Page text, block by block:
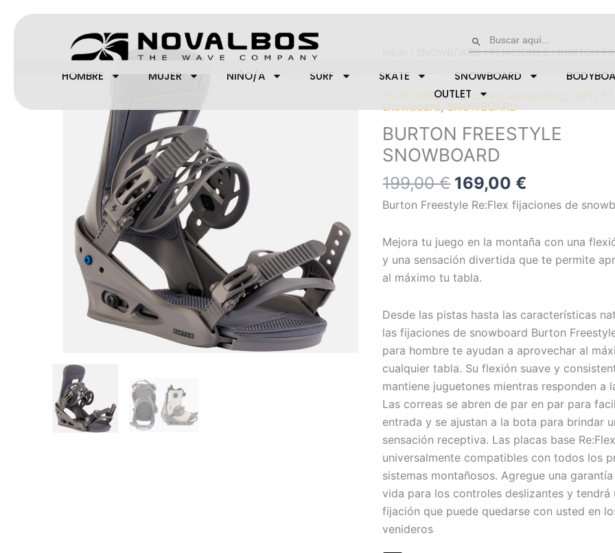
Botón de búsqueda
HOMBRE MUJER NIÑO/A SURF SKATE SNOWBOARD
OUTLET
SNOWBOARD/FIJACIONES/ BURTON
FIJACIONES,Fijaciones snowboard OUTLET
snowboard SNOWBOARD
BURTON FREESTYLE
SNOWBOARD
199,00€
El
precio
original
era:
199,00 €.
169,00€
El
precio
actual
es:
169,00 €.
Burton Freestyle Re:Flex fijaciones de
Mejora tu juego en la montaña con una
y una sensación divertida que te permite
al máximo tu tabla.
Desde las pistas hasta las características
las fijaciones de snowboard Burton
para hombre te ayudan a aprovechar al
cualquier tabla. Su flexión suave y
mantiene juguetones mientras responden a
Las correas se abren de par en par para
entrada y se ajustan a la bota para brindar
sensación receptiva. Las placas base
universalmente compatibles con todos los
sistemas montañosos. Agregue una
vida para los controles deslizantes y tendrá
fijación que puede quedarse con usted en
venideros
SNOWBOARD
cantidad